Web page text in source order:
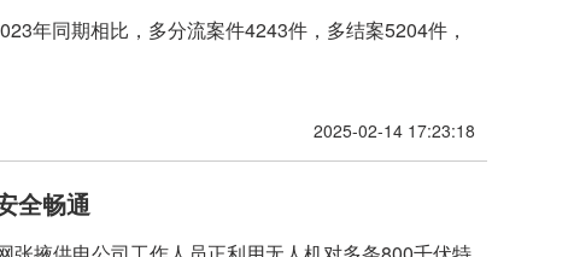
年同期相比，多分流案件4243件，多结案5204件，
2025-02-14 17:23:18
全畅通